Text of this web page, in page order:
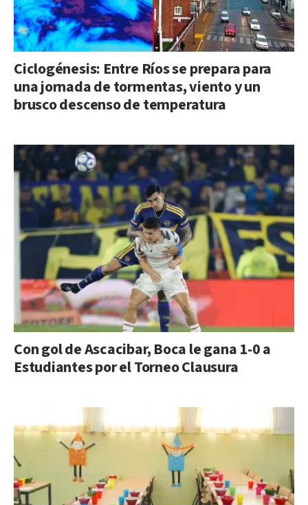
Ciclogénesis: Entre Ríos se prepara para
una jornada de tormentas, viento y un
brusco descenso de temperatura
Con gol de Ascacibar, Boca le gana 1-0 a
Estudiantes por el Torneo Clausura